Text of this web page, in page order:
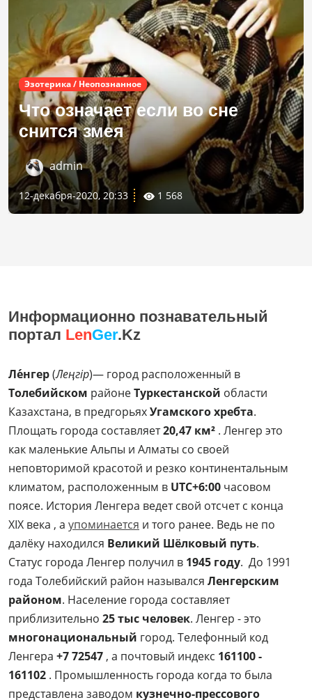
Эзотерика / Неопознанное
Что означает если во сне
снится змея
admin
12-декабря-2020, 20:33 1 568
Информационно познавательный
портал LenGer.Kz
Ле́нгер(Леңгір)— город расположенный в
Толебийском районеТуркестанской области
Казахстана, в предгорьяхУгамского хребта.
Площать города составляет20,47 км² . Ленгер это
как маленькие Альпы и Алматы со своей
неповторимой красотой и резко континентальным
климатом, расположенным в UTC+6:00 часовом
поясе. История Ленгера ведет свой отсчет с конца
XIX века , а упоминается и того ранее. Ведь не по
далёку находился Великий Шёлковый путь.
Статус города Ленгер получил в 1945 году. До 1991
года Толебийский район назывался Ленгерским
районом. Население города составляет
приблизительно 25 тыс человек. Ленгер - это
многонациональный город. Телефонный код
Ленгера +7 72547 , а почтовый индекс 161100 -
161102 . Промышленность города когда то была
представлена заводом кузнечно-прессового